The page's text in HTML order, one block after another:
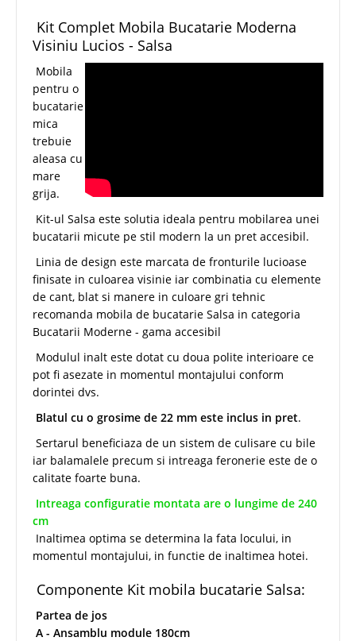
Kit Complet Mobila Bucatarie Moderna
Visiniu Lucios - Salsa
Mobila
pentru o
bucatarie
mica
trebuie
aleasa cu
mare
grija.
Kit-ul Salsa este solutia ideala pentru mobilarea unei
bucatarii micute pe stil modern la un pret accesibil.
Linia de design este marcata de fronturile lucioase
finisate in culoarea visinie iar combinatia cu elemente
de cant, blat si manere in culoare gri tehnic
recomanda mobila de bucatarie Salsa in categoria
Bucatarii Moderne - gama accesibil
Modulul inalt este dotat cu doua polite interioare ce
pot fi asezate in momentul montajului conform
dorintei dvs.
Blatul cu o grosime de 22 mm este inclus in pret.
Sertarul beneficiaza de un sistem de culisare cu bile
iar balamalele precum si intreaga feronerie este de o
calitate foarte buna.
Intreaga configuratie montata are o lungime de 240
cm
Inaltimea optima se determina la fata locului, in
momentul montajului, in functie de inaltimea hotei.
Componente Kit mobila bucatarie Salsa:
Partea de jos
A - Ansamblu module 180cm